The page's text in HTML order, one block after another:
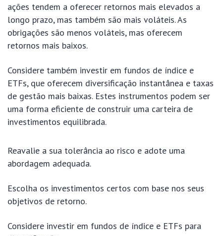
ações tendem a oferecer retornos mais elevados a
longo prazo, mas também são mais voláteis. As
obrigações são menos voláteis, mas oferecem
retornos mais baixos.
Considere também investir em fundos de índice e
ETFs, que oferecem diversificação instantânea e taxas
de gestão mais baixas. Estes instrumentos podem ser
uma forma eficiente de construir uma carteira de
investimentos equilibrada.
Reavalie a sua tolerância ao risco e adote uma
abordagem adequada.
Escolha os investimentos certos com base nos seus
objetivos de retorno.
Considere investir em fundos de índice e ETFs para